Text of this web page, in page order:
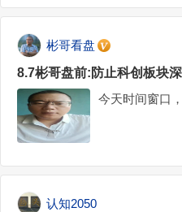
彬哥看盘
8.7彬哥盘前:防止科创板块
今天时间窗口
认知2050